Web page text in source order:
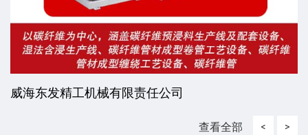
威海东发精工机械有限责任公司
查看全部 < >